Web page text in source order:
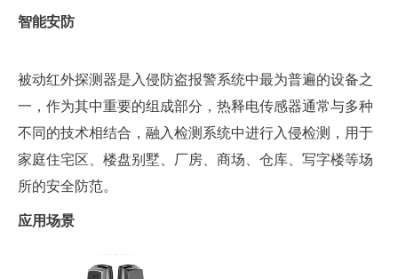
智能安防
被动红外探测器是入侵防盗报警系统中最为普遍的设备之
一，作为其中重要的组成部分，热释电传感器通常与多种
不同的技术相结合，融入检测系统中进行入侵检测，用于
家庭住宅区、楼盘别墅、厂房、商场、仓库、写字楼等场
所的安全防范。
应用场景